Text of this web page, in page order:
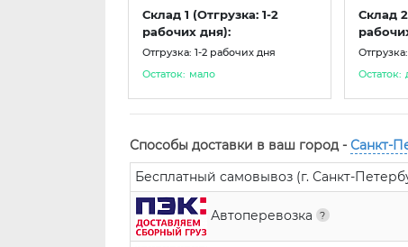
Склад 1 (Отгрузка: 1-2
рабочих дня):
Отгрузка: 1-2 рабочих дня
Остаток: мало
Склад
Остаток:
Способы доставки в ваш город - Санкт-
Бесплатный самовывоз (г. Санкт-
Автоперевозка